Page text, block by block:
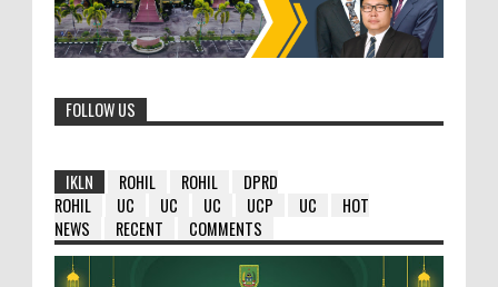
FOLLOW US
IKLN ROHIL ROHIL
DPRD
ROHIL
UC UC UC UCP UC
HOT
NEWS
RECENT COMMENTS